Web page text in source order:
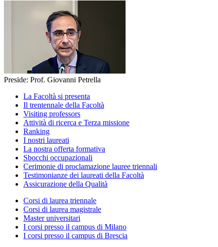
Preside: Prof. Giovanni Petrella
La Facoltà si presenta
Il trentennale della Facoltà
Visiting professors
Attività di ricerca e Terza missione
Ranking
I nostri laureati
La nostra offerta formativa
Sbocchi occupazionali
Cerimonie di proclamazione lauree triennali
Testimonianze dei laureati della Facoltà
Assicurazione della Qualità
Corsi di laurea triennale
Corsi di laurea magistrale
Master universitari
I corsi presso il campus di Milano
I corsi presso il campus di Brescia